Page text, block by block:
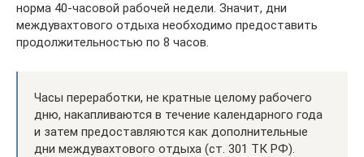
норма 40-часовой рабочей недели. Значит, дни
междувахтового отдыха необходимо предоставить
продолжительностью по 8 часов.
Часы переработки, не кратные целому рабочего
дню, накапливаются в течение календарного года
и затем предоставляются как дополнительные
дни междувахтового отдыха (ст. 301 ТК РФ).